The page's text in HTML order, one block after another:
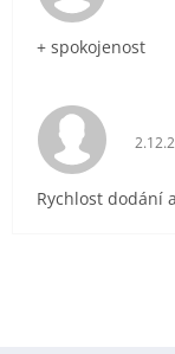
+ spokojenost
Rychlost dodání